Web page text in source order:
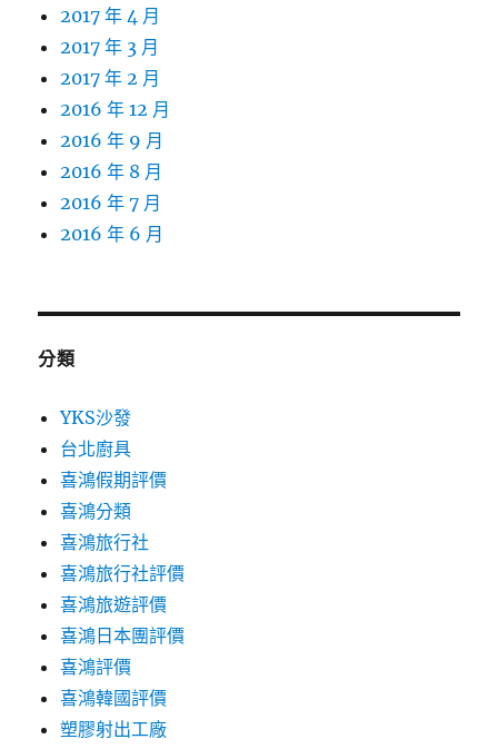
2017 年 4 月
2017 年 3 月
2017 年 2 月
2016 年 12 月
2016 年 9 月
2016 年 8 月
2016 年 7 月
2016 年 6 月
分類
YKS沙發
台北廚具
喜鴻假期評價
喜鴻分類
喜鴻旅行社
喜鴻旅行社評價
喜鴻旅遊評價
喜鴻日本團評價
喜鴻評價
喜鴻韓國評價
塑膠射出工廠